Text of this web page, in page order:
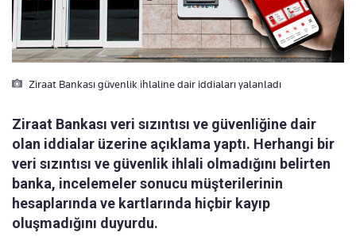
Ziraat Bankası güvenlik ihlaline dair iddiaları yalanladı
Ziraat Bankası veri sızıntısı ve güvenliğine dair
olan iddialar üzerine açıklama yaptı. Herhangi bir
veri sızıntısı ve güvenlik ihlali olmadığını belirten
banka, incelemeler sonucu müşterilerinin
hesaplarında ve kartlarında hiçbir kayıp
oluşmadığını duyurdu.